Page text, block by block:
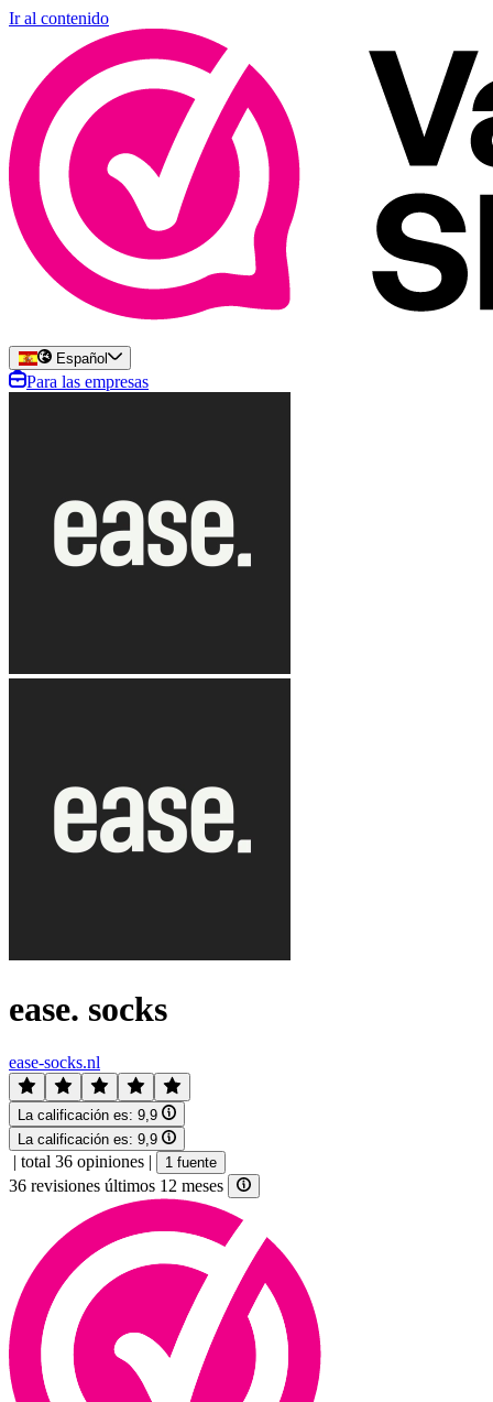
Ir al contenido
Español
Para las empresas
ease. socks
ease-socks.nl
La calificación es: 9,9
La calificación es: 9,9
| total 36 opiniones | 1 fuente
36 revisiones últimos 12 meses